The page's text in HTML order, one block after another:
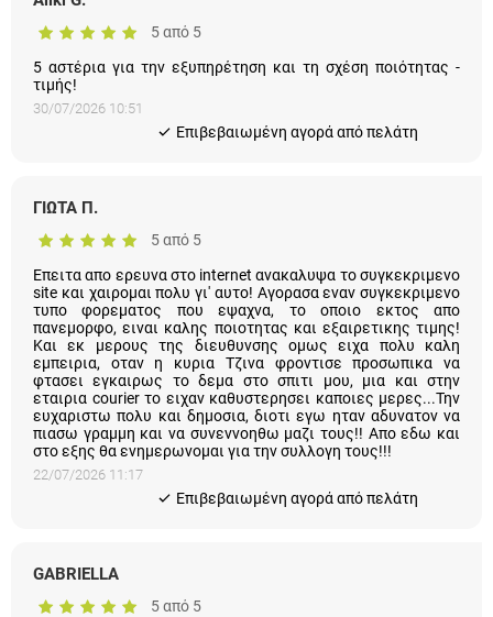
5 από 5
5 αστέρια για την εξυπηρέτηση και τη σχέση ποιότητας -
τιμής!
30/07/2026 10:51
Eπιβεβαιωμένη αγορά από πελάτη
ΓΙΩΤΑ Π.
5 από 5
Επειτα απο ερευνα στο internet ανακαλυψα το συγκεκριμενο
site και χαιρομαι πολυ γι' αυτο! Αγορασα εναν συγκεκριμενο
τυπο φορεματος που εψαχνα, το οποιο εκτος απο
πανεμορφο, ειναι καλης ποιοτητας και εξαιρετικης τιμης!
Και εκ μερους της διευθυνσης ομως ειχα πολυ καλη
εμπειρια, οταν η κυρια Τζινα φροντισε προσωπικα να
φτασει εγκαιρως το δεμα στο σπιτι μου, μια και στην
εταιρια courier το ειχαν καθυστερησει καποιες μερες...Την
ευχαριστω πολυ και δημοσια, διοτι εγω ηταν αδυνατον να
πιασω γραμμη και να συνεννοηθω μαζι τους!! Απο εδω και
στο εξης θα ενημερωνομαι για την συλλογη τους!!!
22/07/2026 11:17
Eπιβεβαιωμένη αγορά από πελάτη
GABRIELLA
5 από 5